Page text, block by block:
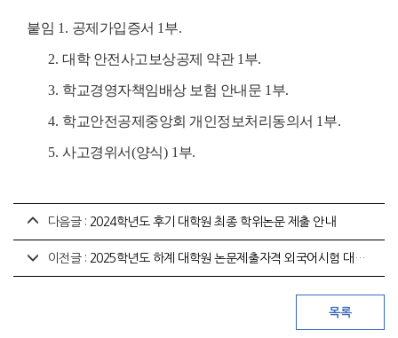
붙임 1. 공제가입증서 1 부.
2. 대학 안전사고보상공제 약관 1 부.
3. 학교경영자책임배상 보험 안내문 1 부.
4. 학교안전공제중앙회 개인정보처리동의서 1 부.
5. 사고경위서(양식) 1 부.
다음글 : 2024학년도 후기 대학원 최종 학위논문 제출 안내
이전글 : 2025학년도 하계 대학원 논문제출자격 외국어시험 대체강좌』 이수 안내